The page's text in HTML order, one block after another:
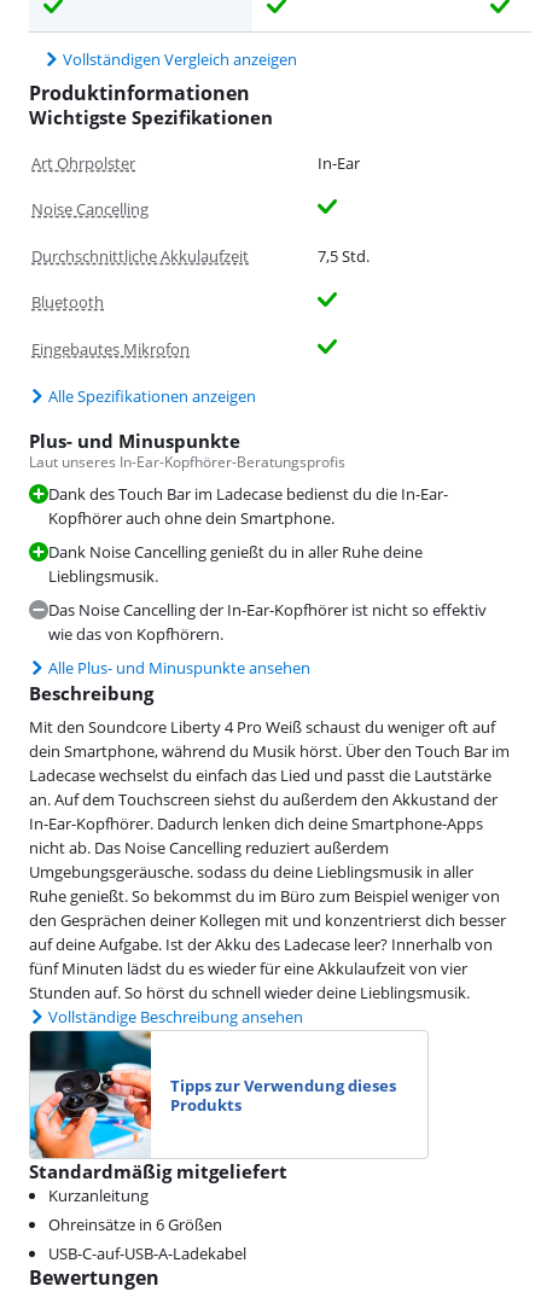
Vollständigen Vergleich anzeigen
Produktinformationen
Wichtigste Spezifikationen
Art Ohrpolster In-Ear
Noise Cancelling
Durchschnittliche Akkulaufzeit 7,5 Std.
Bluetooth
Eingebautes Mikrofon
Alle Spezifikationen anzeigen
Plus- und Minuspunkte
Laut unseres In-Ear-Kopfhörer-Beratungsprofis
Dank des Touch Bar im Ladecase bedienst du die In-Ear-
Kopfhörer auch ohne dein Smartphone.
Dank Noise Cancelling genießt du in aller Ruhe deine
Lieblingsmusik.
Das Noise Cancelling der In-Ear-Kopfhörer ist nicht so effektiv
wie das von Kopfhörern.
Alle Plus- und Minuspunkte ansehen
Beschreibung
Mit den Soundcore Liberty 4 Pro Weiß schaust du weniger oft auf
dein Smartphone, während du Musik hörst. Über den Touch Bar im
Ladecase wechselst du einfach das Lied und passt die Lautstärke
an. Auf dem Touchscreen siehst du außerdem den Akkustand der
In-Ear-Kopfhörer. Dadurch lenken dich deine Smartphone-Apps
nicht ab. Das Noise Cancelling reduziert außerdem
Umgebungsgeräusche. sodass du deine Lieblingsmusik in aller
Ruhe genießt. So bekommst du im Büro zum Beispiel weniger von
den Gesprächen deiner Kollegen mit und konzentrierst dich besser
auf deine Aufgabe. Ist der Akku des Ladecase leer? Innerhalb von
fünf Minuten lädst du es wieder für eine Akkulaufzeit von vier
Stunden auf. So hörst du schnell wieder deine Lieblingsmusik.
Vollständige Beschreibung ansehen
Tipps zur Verwendung dieses
Produkts
Standardmäßig mitgeliefert
Kurzanleitung
Ohreinsätze in 6 Größen
USB-C-auf-USB-A-Ladekabel
Bewertungen